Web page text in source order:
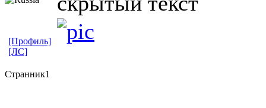
[Профиль]
[ЛС]
Странник1